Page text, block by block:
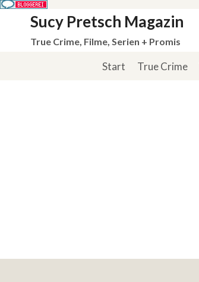
springen
Sucy Pretsch Magazin
True Crime, Filme, Serien + Promis
Start True Crime